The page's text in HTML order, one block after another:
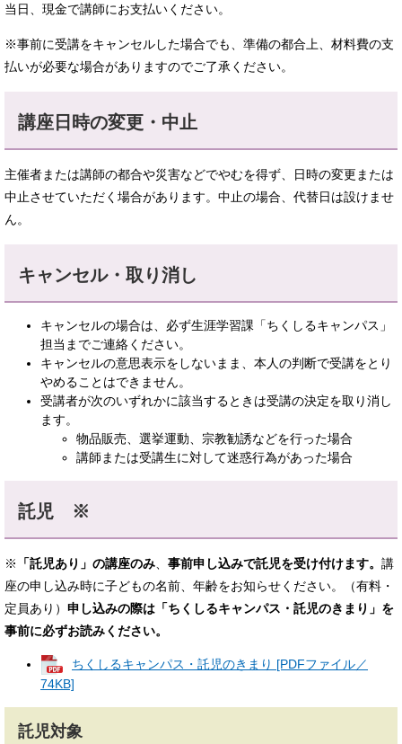
当日、現金で講師にお支払いください。
※事前に受講をキャンセルした場合でも、準備の都合上、材料費の支
払いが必要な場合がありますのでご了承ください。
講座日時の変更・中止
主催者または講師の都合や災害などでやむを得ず、日時の変更または
中止させていただく場合があります。中止の場合、代替日は設けませ
ん。
キャンセル・取り消し
キャンセルの場合は、必ず生涯学習課「ちくしるキャンパス」
担当までご連絡ください。
キャンセルの意思表示をしないまま、本人の判断で受講をとり
やめることはできません。
受講者が次のいずれかに該当するときは受講の決定を取り消し
ます。
物品販売、選挙運動、宗教勧誘などを行った場合
講師または受講生に対して迷惑行為があった場合
託児 ※
※ 「託児あり」の講座のみ 事前申し込みで託児を受け付けます。 講
座の申し込み時に子どもの名前、年齢をお知らせください。（有料・
定員あり） 申し込みの際は「ちくしるキャンパス・託児のきまり」を
事前に必ずお読みください。
ちくしるキャンパス・託児のきまり [PDFファイル／
74KB]
託児対象